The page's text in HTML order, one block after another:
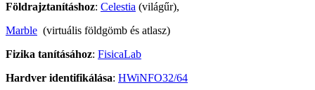
Földrajztanításhoz: Celestia (világűr),
Marble (virtuális földgömb és atlasz)
Fizika tanításához: FisicaLab
Hardver identifikálása: HWiNFO32/64